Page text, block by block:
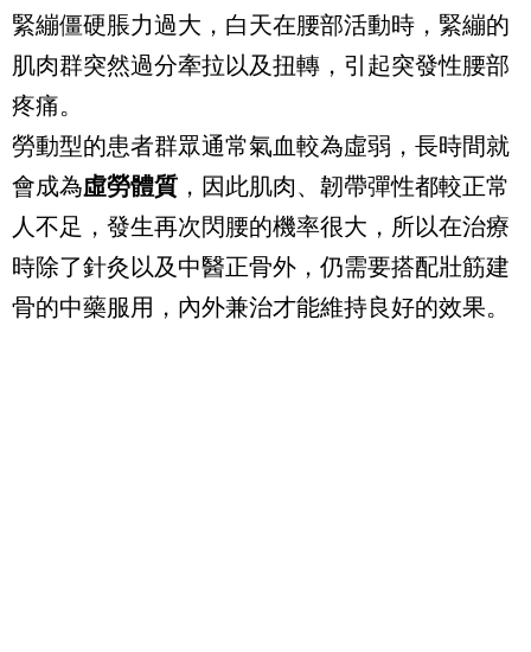
緊繃僵硬脹力過大，白天在腰部活動時，緊繃的
肌肉群突然過分牽拉以及扭轉，引起突發性腰部
疼痛。
勞動型的患者群眾通常氣血較為虛弱，長時間就
會成為虛勞體質 ，因此肌肉、韌帶彈性都較正常
人不足，發生再次閃腰的機率很大，所以在治療
時除了針灸以及中醫正骨外，仍需要搭配壯筋建
骨的中藥服用，內外兼治才能維持良好的效果。